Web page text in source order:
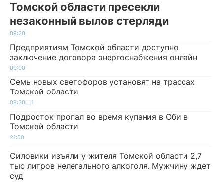
Томской области пресекли
незаконный вылов стерляди
09:20
Предприятиям Томской области доступно
заключение договора энергоснабжения онлайн
09:00
Семь новых светофоров установят на трассах
Томской области
08:30 1
Подросток пропал во время купания в Оби в
Томской области
21:50
Силовики изъяли у жителя Томской области 2,7
тыс литров нелегального алкоголя. Мужчину ждет
суд